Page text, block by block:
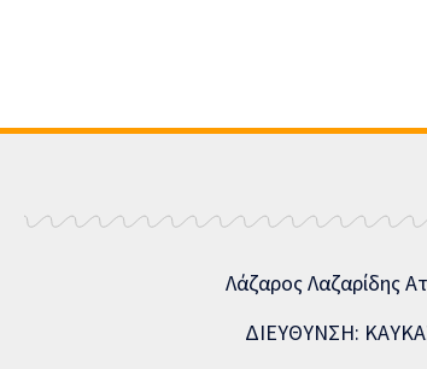
Λάζαρος Λαζαρίδης
ΔΙΕΥΘΥΝΣΗ: